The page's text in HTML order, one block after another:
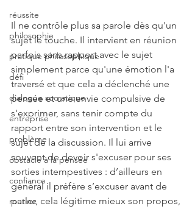
réussite
philosophie
pratique philosophique
défi
dialogue socratique
entreprise
problème
obstacle à la pensée
confiance
routine
Il ne contrôle plus sa parole dès qu'un
sujet le touche. Il intervient en réunion
parfois sans rapport avec le sujet
simplement parce qu'une émotion l'a
traversé et que cela a déclenché une
pensée et une envie compulsive de
s'exprimer, sans tenir compte du
rapport entre son intervention et le
sujet de la discussion. Il lui arrive
souvent de devoir s'excuser pour ses
sorties intempestives : d’ailleurs en
général il préfère s’excuser avant de
parler, cela légitime mieux son propos,